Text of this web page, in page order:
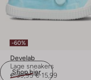
Shop hier
-60%
Develab
Lage sneakers
€ 39,95 € 15,99